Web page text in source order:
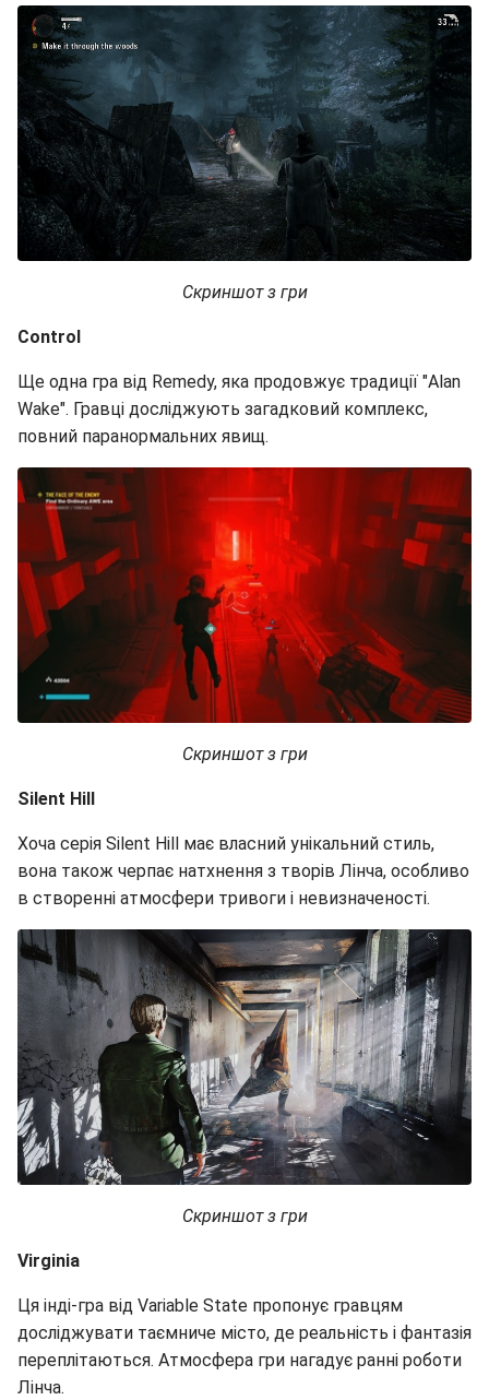
Скриншот з гри
Control
Ще одна гра від Remedy, яка продовжує традиції "Alan
Wake". Гравці досліджують загадковий комплекс,
повний паранормальних явищ.
Скриншот з гри
Silent Hill
Хоча серія Silent Hill має власний унікальний стиль,
вона також черпає натхнення з творів Лінча, особливо
в створенні атмосфери тривоги і невизначеності.
Скриншот з гри
Virginia
Ця інді-гра від Variable State пропонує гравцям
досліджувати таємниче місто, де реальність і фантазія
переплітаються. Атмосфера гри нагадує ранні роботи
Лінча.